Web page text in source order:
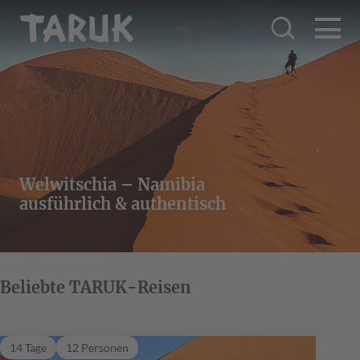
Welwitschia – Namibia
ausführlich & authentisch
Beliebte TARUK-Reisen
14 Tage 12 Personen
Akazie